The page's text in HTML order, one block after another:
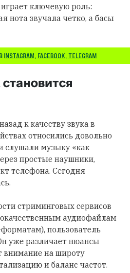
ключевую роль:
нота звучала четко, а басы
INSTAGRAM, FACEBOOK, TELEGRAM
к качеству звука в
относились довольно
слушали музыку «как
простые наушники,
телефона. Сегодня
стриминговых сервисов
аудиофайлам
пользователь
уже различает нюансы
внимание на широту
и баланс частот.